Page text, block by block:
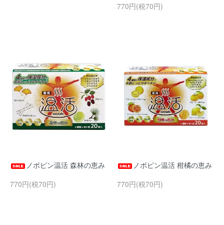
770円(税70円)
ノボピン温活 森林の恵み
770円(税70円)
ノボピン温活 柑橘の恵み
770円(税70円)